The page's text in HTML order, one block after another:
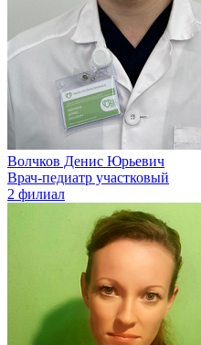
Волчков Денис Юрьевич
Врач-педиатр участковый
2 филиал